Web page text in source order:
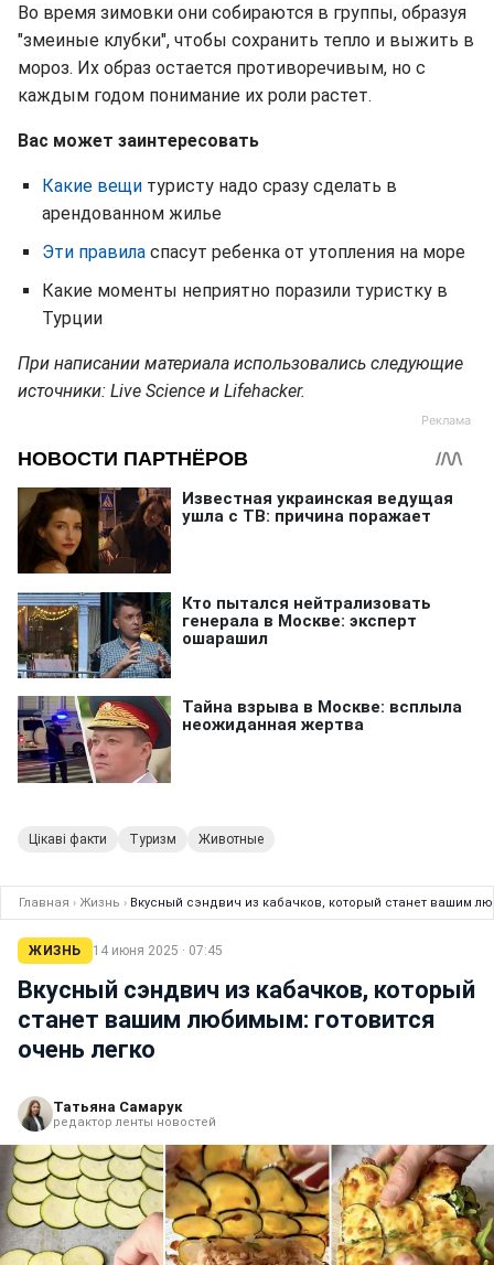
Во время зимовки они собираются в группы, образуя
"змеиные клубки", чтобы сохранить тепло и выжить в
мороз. Их образ остается противоречивым, но с
каждым годом понимание их роли растет.
Вас может заинтересовать
Какие вещи туристу надо сразу сделать в
арендованном жилье
Эти правила спасут ребенка от утопления на море
Какие моменты неприятно поразили туристку в
Турции
При написании материала использовались следующие
источники: Live Science и Lifehacker.
Цікаві факти Туризм Животные
Главная › Жизнь › Вкусный сэндвич из кабачков, который станет вашим
ЖИЗНЬ 14 июня 2025 · 07:45
Вкусный сэндвич из кабачков, который
станет вашим любимым: готовится
очень легко
Татьяна Самарук
редактор ленты новостей